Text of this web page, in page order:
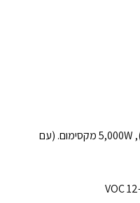
4,500W מקסימום. (W/ 1*B300S), 5,000W מקסימום. (עם